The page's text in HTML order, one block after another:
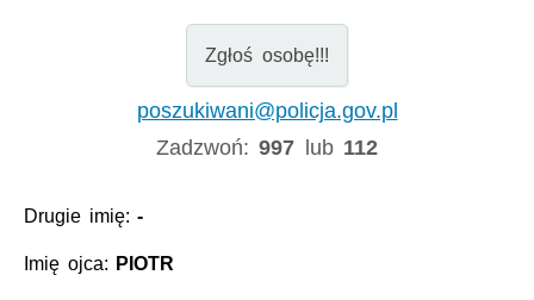
Zgłoś osobę!!!
poszukiwani@policja.gov.pl
Zadzwoń:997 lub 112
Drugie imię:-
Imię ojca: PIOTR